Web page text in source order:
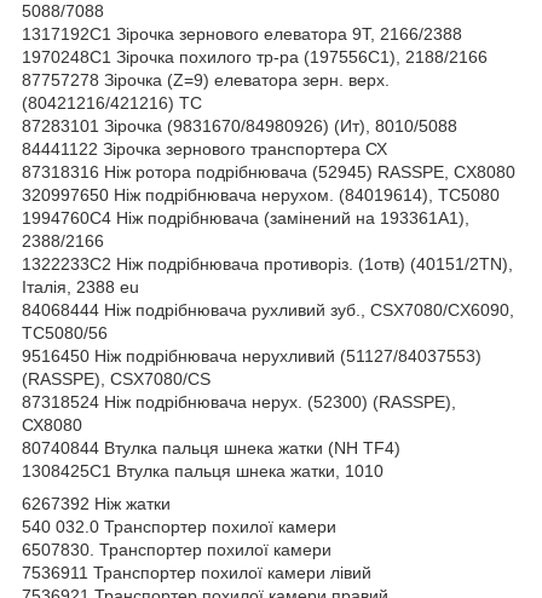
5088/7088
1317192С1 Зірочка зернового елеватора 9Т, 2166/2388
1970248С1 Зірочка похилого тр-ра (197556С1), 2188/2166
87757278 Зірочка (Z=9) елеватора зерн. верх.
(80421216/421216) ТС
87283101 Зірочка (9831670/84980926) (Ит), 8010/5088
84441122 Зірочка зернового транспортера СХ
87318316 Ніж ротора подрібнювача (52945) RASSPE, CХ8080
320997650 Ніж подрібнювача нерухом. (84019614), ТС5080
1994760С4 Ніж подрібнювача (замінений на 193361А1),
2388/2166
1322233С2 Ніж подрібнювача противоріз. (1отв) (40151/2TN),
Італія, 2388 eu
84068444 Ніж подрібнювача рухливий зуб., CSX7080/CX6090,
TC5080/56
9516450 Ніж подрібнювача нерухливий (51127/84037553)
(RASSPE), CSX7080/CS
87318524 Ніж подрібнювача нерух. (52300) (RASSPE),
СХ8080
80740844 Втулка пальця шнека жатки (NH TF4)
1308425C1 Втулка пальця шнека жатки, 1010
6267392 Ніж жатки
540 032.0 Транспортер похилої камери
6507830. Транспортер похилої камери
7536911 Транспортер похилої камери лівий